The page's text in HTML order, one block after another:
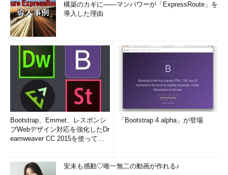
構築のカギに――マンパワーが「ExpressRoute」を
導入した理由
Bootstrap、Emmet、レスポンシ
ブWebデザイン対応を強化したDr
eamweaver CC 2015を使って
「Bootstrap 4 alpha」が登場
安未も感動♡唯一無二の動画が作れる♪